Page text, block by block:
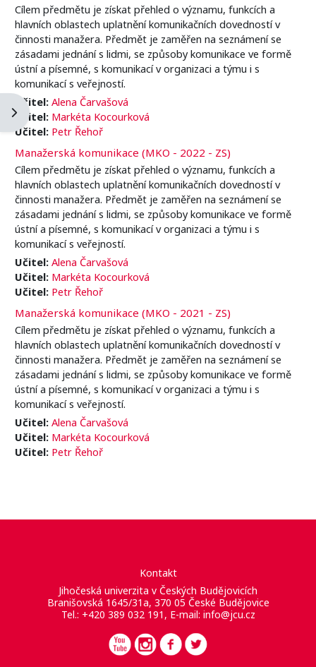
Otevřít panel bloku
Cílem předmětu je získat přehled o významu, funkcích a
hlavních oblastech uplatnění komunikačních dovedností v
činnosti manažera. Předmět je zaměřen na seznámení se
zásadami jednání s lidmi, se způsoby komunikace ve formě
ústní a písemné, s komunikací v organizaci a týmu i s
komunikací s veřejností.
Učitel: Alena Čarvašová
Učitel: Markéta Kocourková
Učitel: Petr Řehoř
Manažerská komunikace (MKO - 2022 - ZS)
Cílem předmětu je získat přehled o významu, funkcích a
hlavních oblastech uplatnění komunikačních dovedností v
činnosti manažera. Předmět je zaměřen na seznámení se
zásadami jednání s lidmi, se způsoby komunikace ve formě
ústní a písemné, s komunikací v organizaci a týmu i s
komunikací s veřejností.
Učitel: Alena Čarvašová
Učitel: Markéta Kocourková
Učitel: Petr Řehoř
Manažerská komunikace (MKO - 2021 - ZS)
Cílem předmětu je získat přehled o významu, funkcích a
hlavních oblastech uplatnění komunikačních dovedností v
činnosti manažera. Předmět je zaměřen na seznámení se
zásadami jednání s lidmi, se způsoby komunikace ve formě
ústní a písemné, s komunikací v organizaci a týmu i s
komunikací s veřejností.
Učitel: Alena Čarvašová
Učitel: Markéta Kocourková
Učitel: Petr Řehoř
Kontakt
Jihočeská univerzita v Českých Budějovicích
Branišovská 1645/31a, 370 05 České Budějovice
Tel.: +420 389 032 191, E-mail: info@jcu.cz